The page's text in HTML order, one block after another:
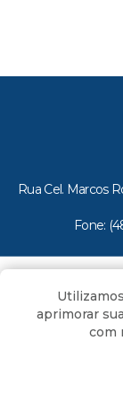
Rua Cel. Marcos
Fone:
aprimorar
com